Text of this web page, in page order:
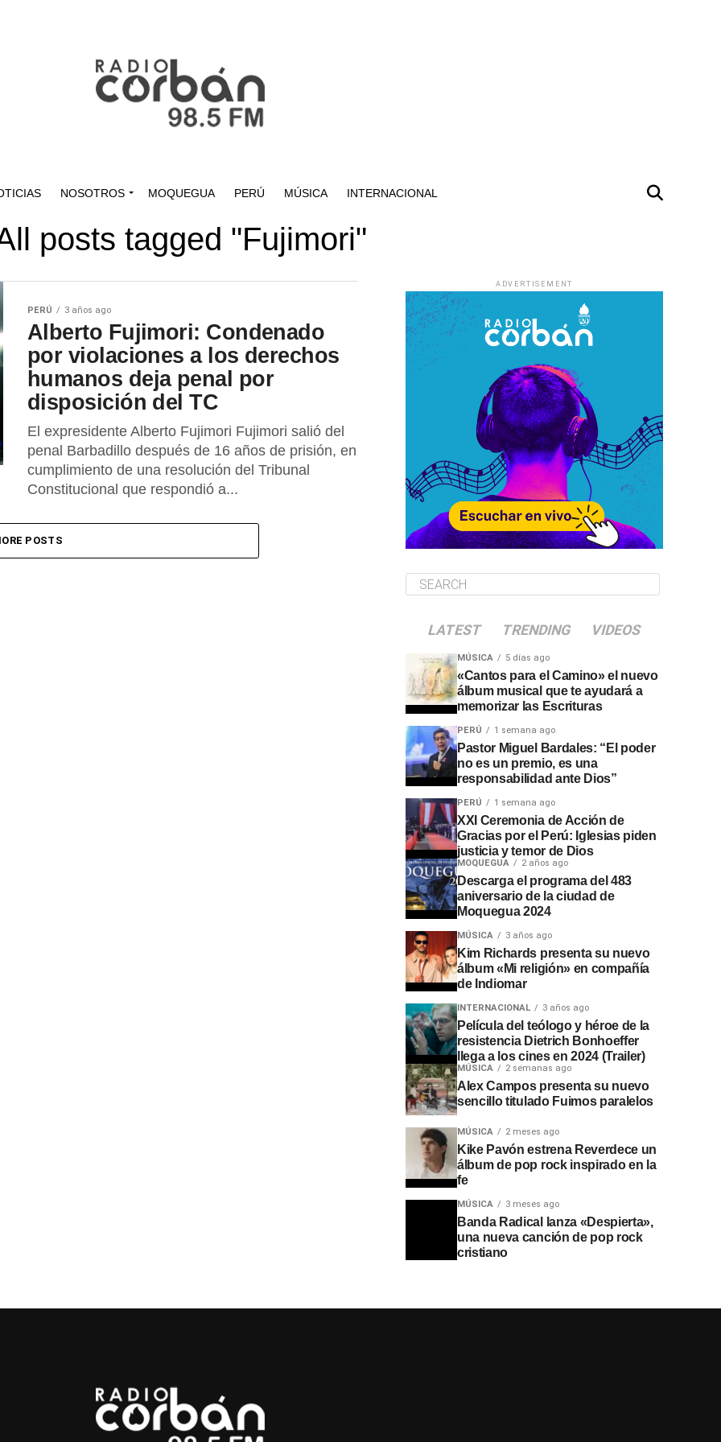
NOSOTROS MOQUEGUA PERÚ MÚSICA INTERNACIONAL
posts tagged "Fujimori"
PERÚ 3 años ago
Alberto Fujimori: Condenado
por violaciones a los derechos
humanos deja penal por
disposición del TC
El expresidente Alberto Fujimori Fujimori salió del
penal Barbadillo después de 16 años de prisión, en
cumplimiento de una resolución del Tribunal
Constitucional que respondió a...
POSTS
ADVERTISEMENT
LATEST TRENDING VIDEOS
MÚSICA 5 días ago
«Cantos para el Camino» el nuevo
álbum musical que te ayudará a
memorizar las Escrituras
PERÚ 1 semana ago
Pastor Miguel Bardales: “El poder
no es un premio, es una
responsabilidad ante Dios”
PERÚ 1 semana ago
XXI Ceremonia de Acción de
Gracias por el Perú: Iglesias piden
justicia y temor de Dios
MOQUEGUA 2 años ago
Descarga el programa del 483
aniversario de la ciudad de
Moquegua 2024
MÚSICA 3 años ago
Kim Richards presenta su nuevo
álbum «Mi religión» en compañía
de Indiomar
INTERNACIONAL 3 años ago
Película del teólogo y héroe de la
resistencia Dietrich Bonhoeffer
llega a los cines en 2024 (Trailer)
MÚSICA 2 semanas ago
Alex Campos presenta su nuevo
sencillo titulado Fuimos paralelos
MÚSICA 2 meses ago
Kike Pavón estrena Reverdece un
álbum de pop rock inspirado en la
fe
MÚSICA 3 meses ago
Banda Radical lanza «Despierta»,
una nueva canción de pop rock
cristiano